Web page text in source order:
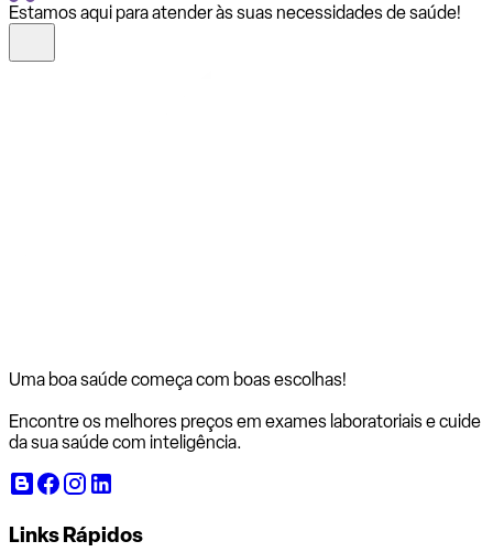
Estamos aqui para atender às suas necessidades de saúde!
Uma boa saúde começa com boas escolhas!
Encontre os melhores preços em exames laboratoriais e cuide
da sua saúde com inteligência.
Links Rápidos